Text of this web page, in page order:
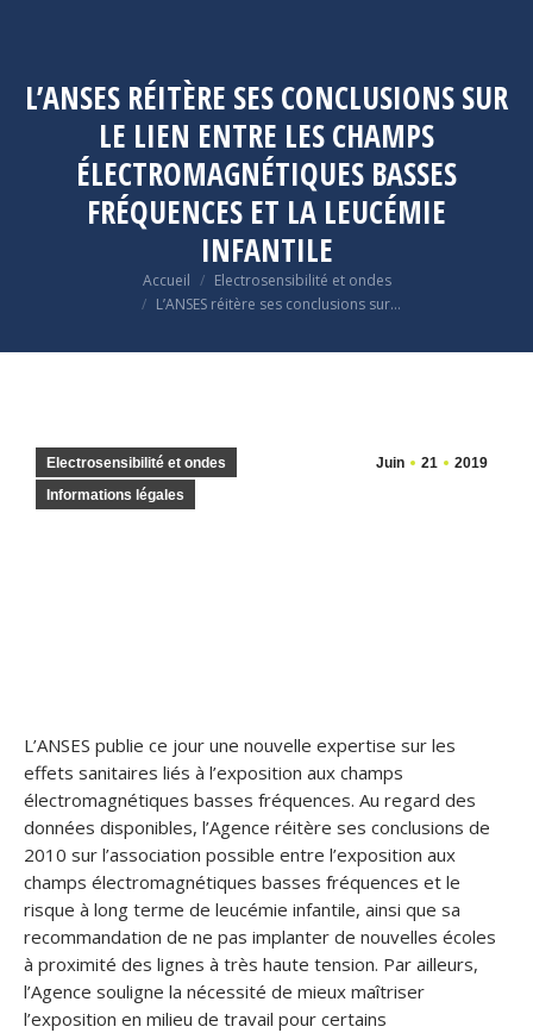
L’ANSES RÉITÈRE SES CONCLUSIONS SUR
LE LIEN ENTRE LES CHAMPS
ÉLECTROMAGNÉTIQUES BASSES
FRÉQUENCES ET LA LEUCÉMIE
INFANTILE
Accueil
Electrosensibilité et ondes
L’ANSES réitère ses conclusions sur…
Juin 21 2019
Electrosensibilité et ondes
Informations légales
L’ANSES publie ce jour une nouvelle expertise sur les
effets sanitaires liés à l’exposition aux champs
électromagnétiques basses fréquences. Au regard des
données disponibles, l’Agence réitère ses conclusions de
2010 sur l’association possible entre l’exposition aux
champs électromagnétiques basses fréquences et le
risque à long terme de leucémie infantile, ainsi que sa
recommandation de ne pas implanter de nouvelles écoles
à proximité des lignes à très haute tension. Par ailleurs,
l’Agence souligne la nécessité de mieux maîtriser
l’exposition en milieu de travail pour certains